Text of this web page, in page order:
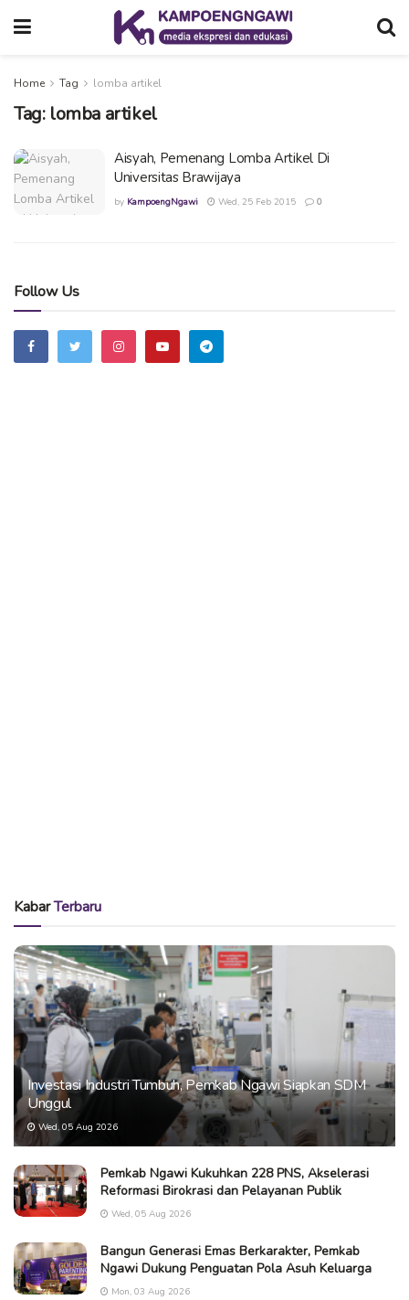
Home Tag lomba artikel
Tag: lomba artikel
Aisyah, Pemenang Lomba Artikel Di
Universitas Brawijaya
by KampoengNgawi Wed, 25 Feb 2015 0
Follow Us
KabarTerbaru
Investasi Industri Tumbuh, Pemkab Ngawi Siapkan SDM
Unggul
Wed, 05 Aug 2026
Pemkab Ngawi Kukuhkan 228 PNS, Akselerasi
Reformasi Birokrasi dan Pelayanan Publik
Wed, 05 Aug 2026
Bangun Generasi Emas Berkarakter, Pemkab
Ngawi Dukung Penguatan Pola Asuh Keluarga
Mon, 03 Aug 2026